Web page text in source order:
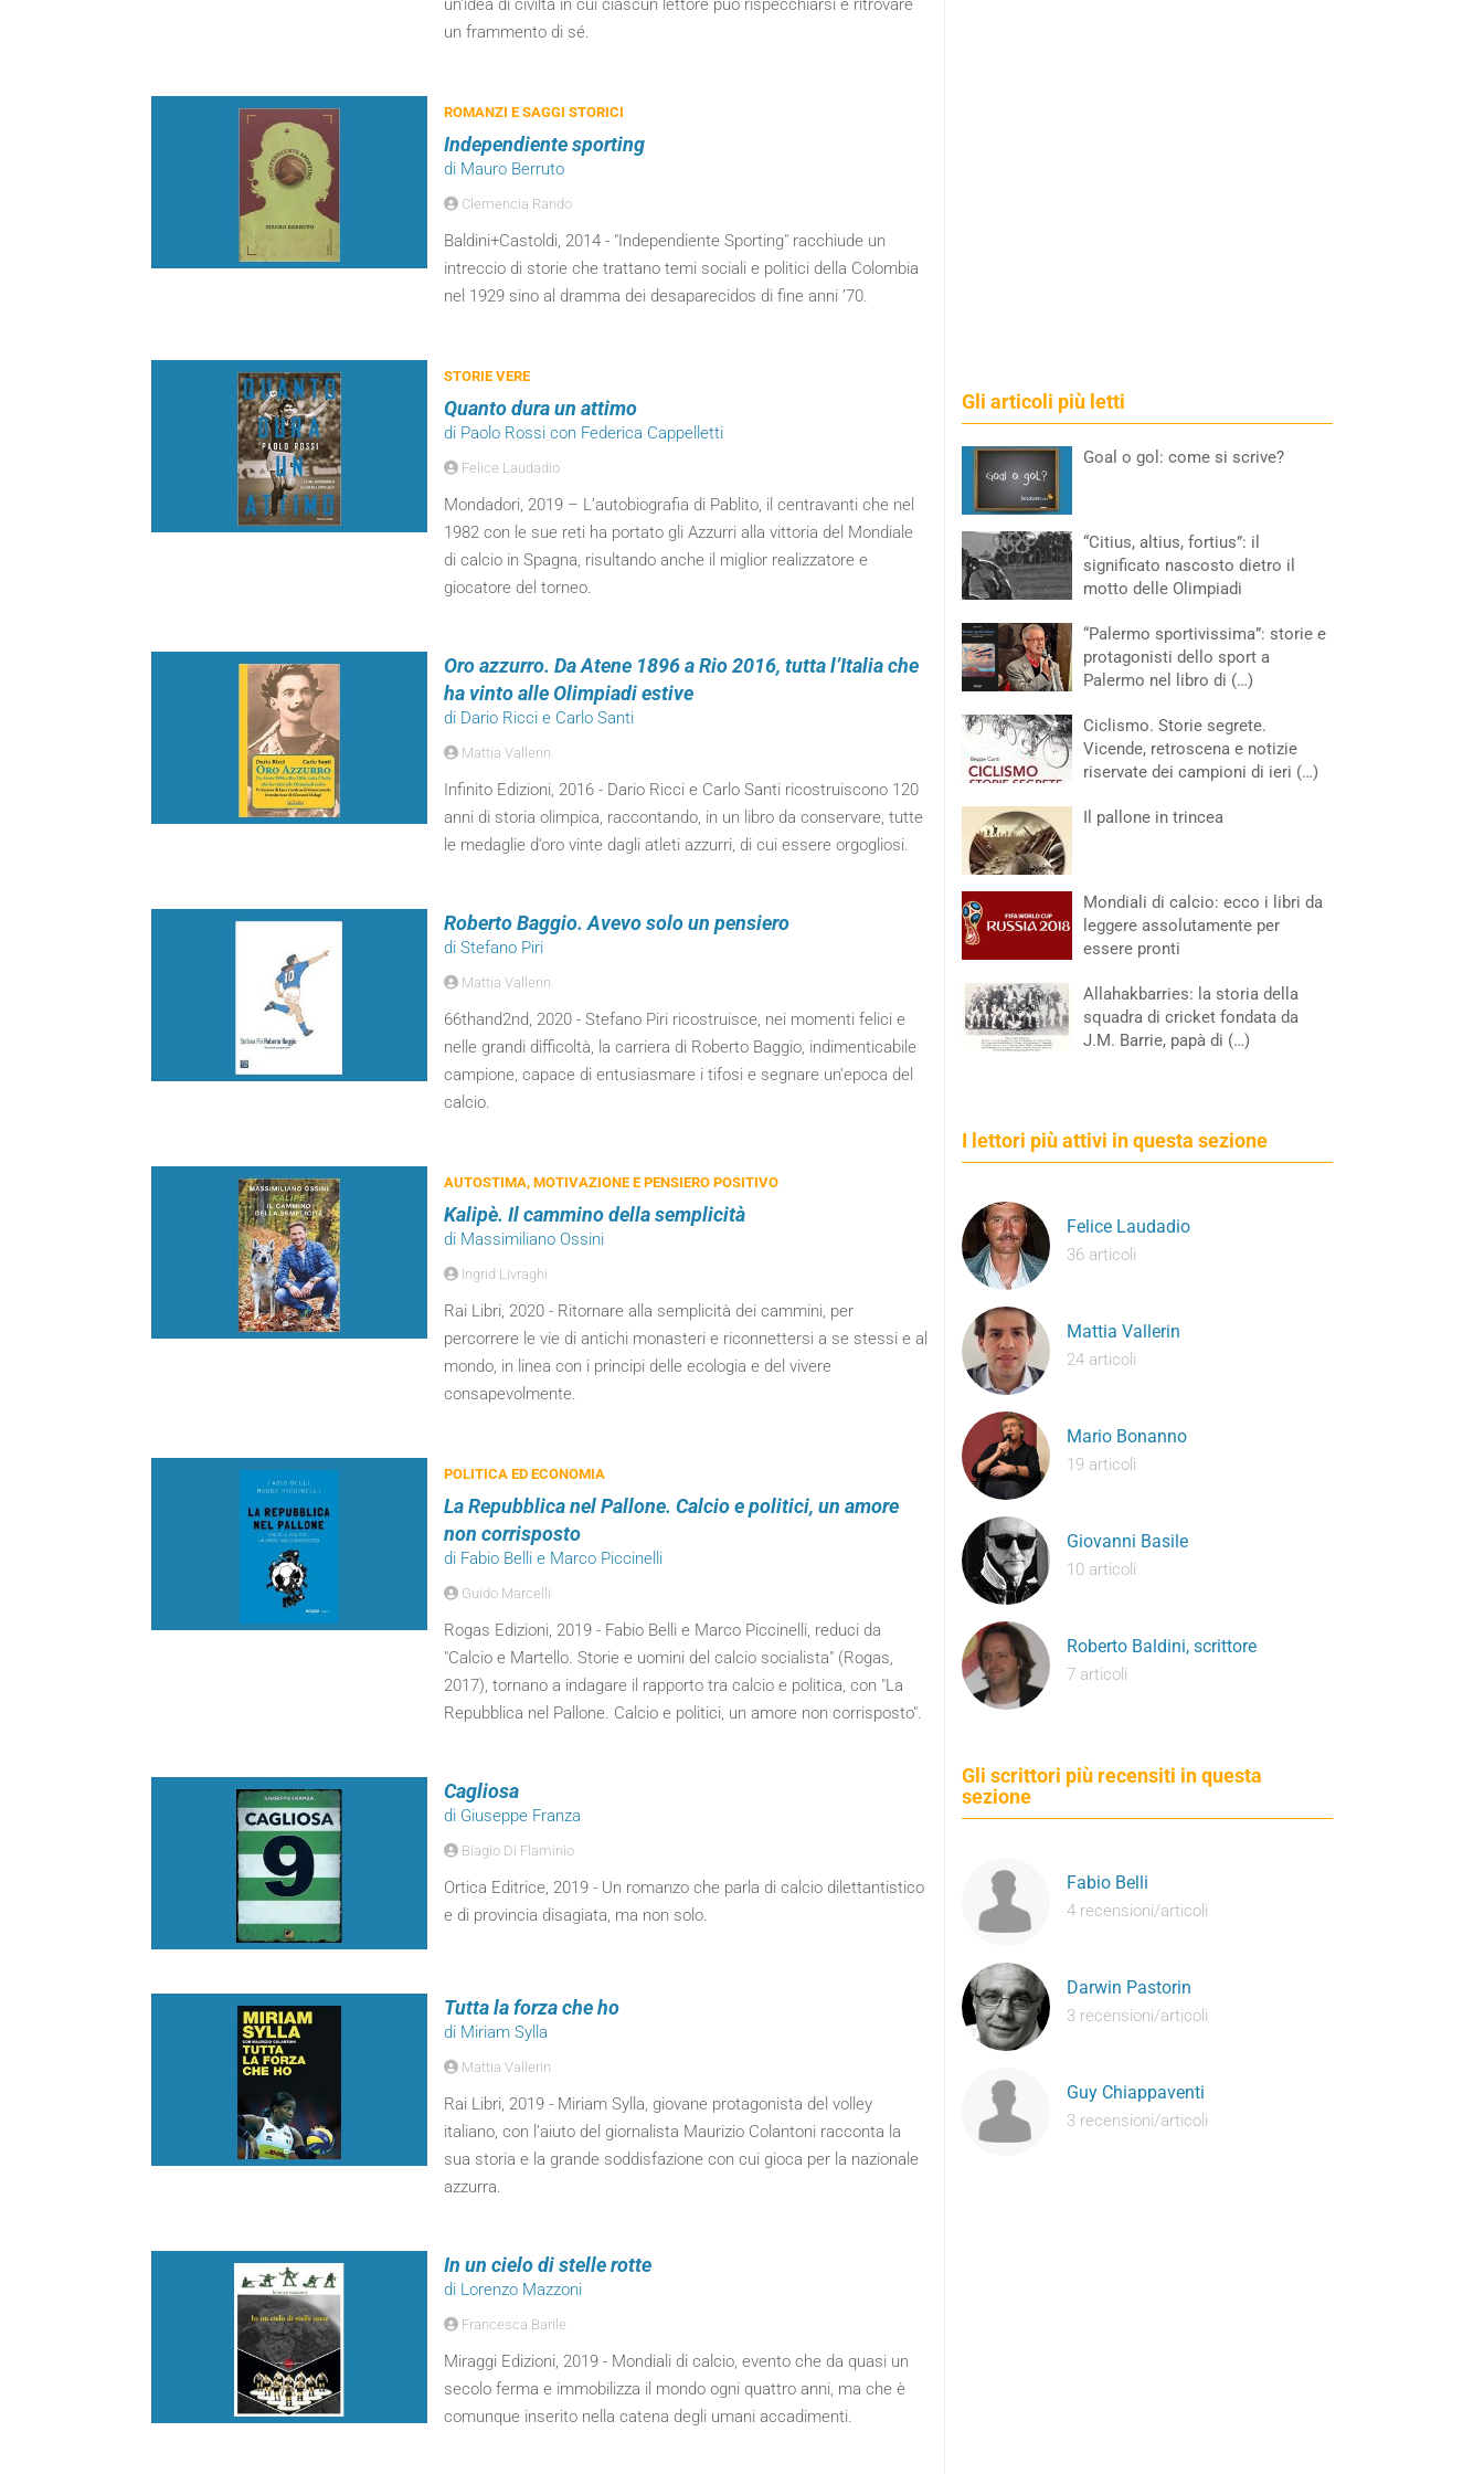
un’idea di civiltà in cui ciascun lettore può rispecchiarsi e ritrovare
un frammento di sé.
ROMANZI E SAGGI STORICI
Independiente sporting
di Mauro Berruto
Clemencia Rando
Baldini+Castoldi, 2014 - "Independiente Sporting" racchiude un
intreccio di storie che trattano temi sociali e politici della Colombia
nel 1929 sino al dramma dei desaparecidos di fine anni ’70.
STORIE VERE
Quanto dura un attimo
di Paolo Rossi con Federica Cappelletti
Felice Laudadio
Mondadori, 2019 – L’autobiografia di Pablito, il centravanti che nel
1982 con le sue reti ha portato gli Azzurri alla vittoria del Mondiale
di calcio in Spagna, risultando anche il miglior realizzatore e
giocatore del torneo.
Oro azzurro. Da Atene 1896 a Rio 2016, tutta l’Italia che
ha vinto alle Olimpiadi estive
di Dario Ricci e Carlo Santi
Mattia Vallerin
Infinito Edizioni, 2016 - Dario Ricci e Carlo Santi ricostruiscono 120
anni di storia olimpica, raccontando, in un libro da conservare, tutte
le medaglie d’oro vinte dagli atleti azzurri, di cui essere orgogliosi.
Roberto Baggio. Avevo solo un pensiero
di Stefano Piri
Mattia Vallerin
66thand2nd, 2020 - Stefano Piri ricostruisce, nei momenti felici e
nelle grandi difficoltà, la carriera di Roberto Baggio, indimenticabile
campione, capace di entusiasmare i tifosi e segnare un’epoca del
calcio.
AUTOSTIMA, MOTIVAZIONE E PENSIERO POSITIVO
Kalipè. Il cammino della semplicità
di Massimiliano Ossini
Ingrid Livraghi
Rai Libri, 2020 - Ritornare alla semplicità dei cammini, per
percorrere le vie di antichi monasteri e riconnettersi a se stessi e al
mondo, in linea con i principi delle ecologia e del vivere
consapevolmente.
POLITICA ED ECONOMIA
La Repubblica nel Pallone. Calcio e politici, un amore
non corrisposto
di Fabio Belli e Marco Piccinelli
Guido Marcelli
Rogas Edizioni, 2019 - Fabio Belli e Marco Piccinelli, reduci da
"Calcio e Martello. Storie e uomini del calcio socialista" (Rogas,
2017), tornano a indagare il rapporto tra calcio e politica, con "La
Repubblica nel Pallone. Calcio e politici, un amore non corrisposto".
Cagliosa
di Giuseppe Franza
Biagio Di Flaminio
Ortica Editrice, 2019 - Un romanzo che parla di calcio dilettantistico
e di provincia disagiata, ma non solo.
Tutta la forza che ho
di Miriam Sylla
Mattia Vallerin
Rai Libri, 2019 - Miriam Sylla, giovane protagonista del volley
italiano, con l’aiuto del giornalista Maurizio Colantoni racconta la
sua storia e la grande soddisfazione con cui gioca per la nazionale
azzurra.
In un cielo di stelle rotte
di Lorenzo Mazzoni
Francesca Barile
Miraggi Edizioni, 2019 - Mondiali di calcio, evento che da quasi un
secolo ferma e immobilizza il mondo ogni quattro anni, ma che è
comunque inserito nella catena degli umani accadimenti.
Gli articoli più letti
Goal o gol: come si scrive?
“Citius, altius, fortius”: il
significato nascosto dietro il
motto delle Olimpiadi
“Palermo sportivissima”: storie e
protagonisti dello sport a
Palermo nel libro di (…)
Ciclismo. Storie segrete.
Vicende, retroscena e notizie
riservate dei campioni di ieri (…)
Il pallone in trincea
Mondiali di calcio: ecco i libri da
leggere assolutamente per
essere pronti
Allahakbarries: la storia della
squadra di cricket fondata da
J.M. Barrie, papà di (…)
I lettori più attivi in questa sezione
Felice Laudadio
36 articoli
Mattia Vallerin
24 articoli
Mario Bonanno
19 articoli
Giovanni Basile
10 articoli
Roberto Baldini, scrittore
7 articoli
Gli scrittori più recensiti in questa
sezione
Fabio Belli
4 recensioni/articoli
Darwin Pastorin
3 recensioni/articoli
Guy Chiappaventi
3 recensioni/articoli